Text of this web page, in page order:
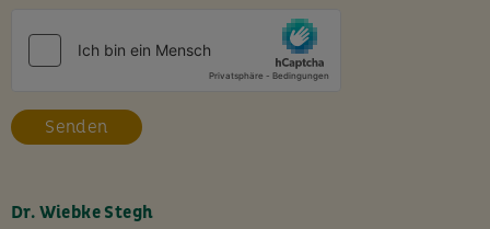
e
l
e
Dr. Wiebke Stegh